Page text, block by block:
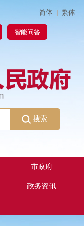
简体 | 繁体
智能问答
搜索
市政府
政务资讯